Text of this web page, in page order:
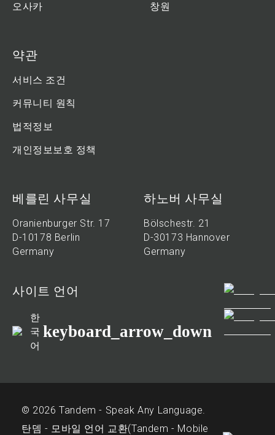
오사카
창원
약관
서비스 조건
커뮤니티 원칙
법적정보
개인정보보호 정책
베를린 사무실
Oranienburger Str. 17
D-10178 Berlin
Germany
하노버 사무실
Bölschestr. 21
D-30173 Hannover
Germany
사이트 언어
한
국
어
keyboard_arrow_down
© 2026 Tandem - Speak Any Language.
탄뎀 - 모바일 언어 교환(Tandem - Mobile